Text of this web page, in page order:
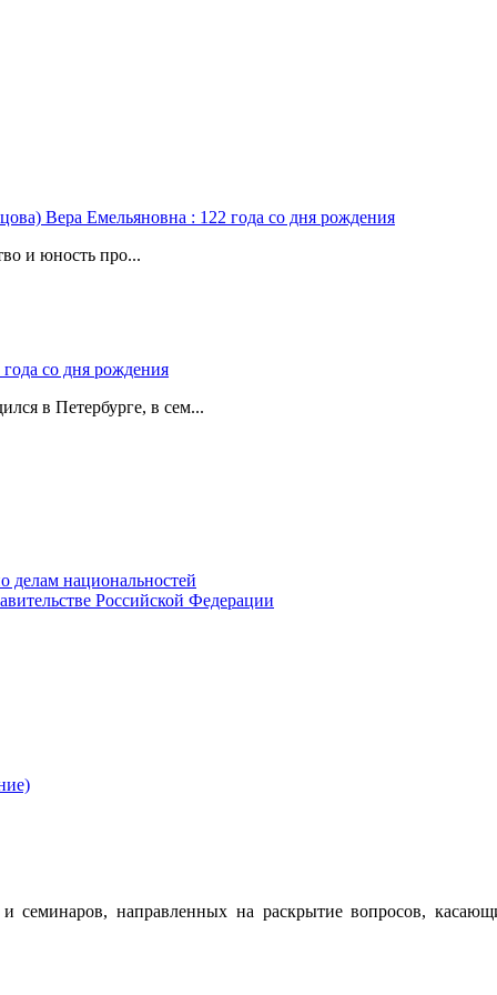
Вера Емельяновна : 122 года со дня рождения
и юность про...
со дня рождения
в Петербурге, в сем...
делам национальностей
Российской Федерации
направленных на раскрытие вопросов,